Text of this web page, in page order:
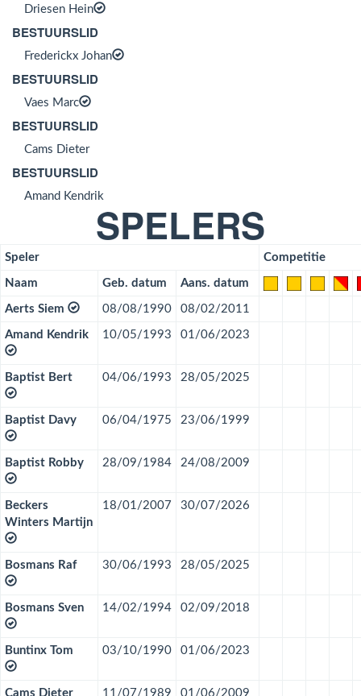
Driesen Hein
BESTUURSLID
Frederickx Johan
BESTUURSLID
Vaes Marc
BESTUURSLID
Cams Dieter
BESTUURSLID
Amand Kendrik
SPELERS
Speler Competitie
Naam Geb. datum Aans. datum
Aerts Siem 08/08/1990 08/02/2011
Amand Kendrik 10/05/1993 01/06/2023
Baptist Bert 04/06/1993 28/05/2025
Baptist Davy 06/04/1975 23/06/1999
Baptist Robby 28/09/1984 24/08/2009
Beckers
Winters Martijn
18/01/2007 30/07/2026
Bosmans Raf 30/06/1993 28/05/2025
Bosmans Sven 14/02/1994 02/09/2018
Buntinx Tom 03/10/1990 01/06/2023
Cams Dieter 11/07/1989 01/06/2009